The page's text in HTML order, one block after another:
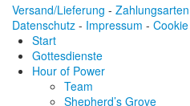
Versand/Lieferung - Zahlungsarten
Datenschutz - Impressum -
Start
Gottesdienste
Hour of Power
Team
Shepherd’s Grove